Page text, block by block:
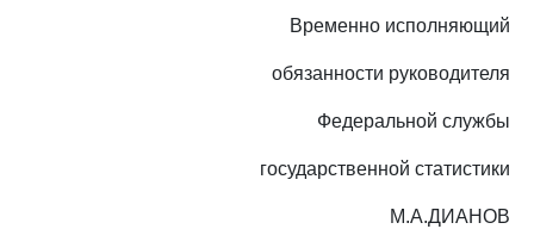
Временно исполняющий
обязанности руководителя
Федеральной службы
государственной статистики
М.А.ДИАНОВ